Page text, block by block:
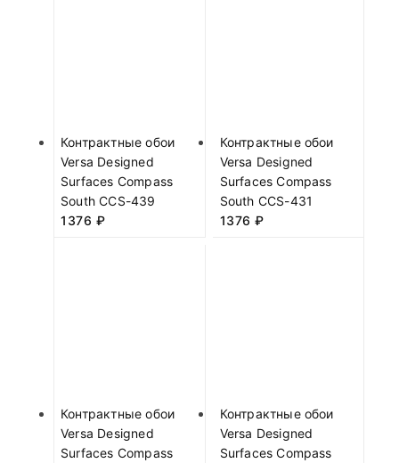
Контрактные обои
Versa Designed
Surfaces Compass
South CCS-439
1376 ₽
Контрактные обои
Versa Designed
Surfaces Compass
South CCS-431
1376 ₽
Контрактные обои
Versa Designed
Surfaces Compass
Контрактные обои
Versa Designed
Surfaces Compass